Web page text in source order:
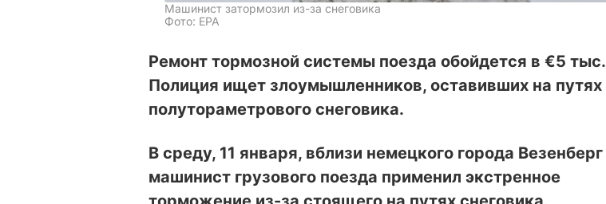
Машинист затормозил из-за снеговика
Фото: ЕРА
Ремонт тормозной системы поезда обойдется в €5 тыс.
Полиция ищет злоумышленников, оставивших на путях
полутораметрового снеговика.
В среду, 11 января, вблизи немецкого города Везенберг
машинист грузового поезда применил экстренное